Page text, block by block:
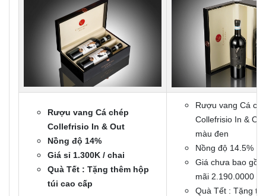
Rượu vang Cá chép
Collefrisio In & Out
Nồng độ 14%
Giá sỉ 1.300K / chai
Quà Tết : Tặng thêm hộp
túi cao cấp
Rượu vang Cá
Collefrisio In &
màu đen
Nồng độ 14.5%
Giá chưa bao
mãi 2.190.0000
Quà Tết : Tặng